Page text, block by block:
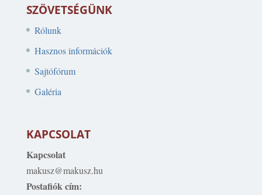
SZÖVETSÉGÜNK
Rólunk
Hasznos információk
Sajtófórum
Galéria
KAPCSOLAT
Kapcsolat
makusz@makusz.hu
Postafiók cím: